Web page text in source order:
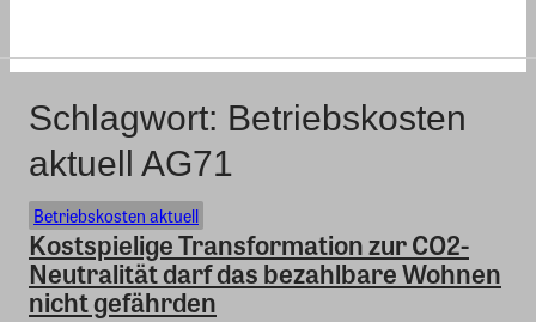
Schlagwort: Betriebskosten
aktuell AG71
Betriebskosten aktuell
Kostspielige Transformation zur CO2-
Neutralität darf das bezahlbare Wohnen
nicht gefährden